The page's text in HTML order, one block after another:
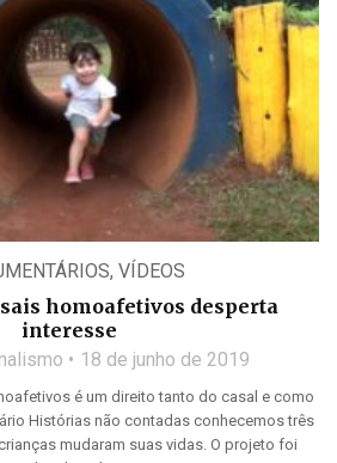
, VÍDEOS
homoafetivos desperta
interesse
18 de junho de 2019
é um direito tanto do casal e como
Histórias não contadas conhecemos três
mudaram suas vidas. O projeto foi